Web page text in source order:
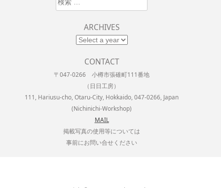
ARCHIVES
CONTACT
〒047-0266 小樽市張碓町111番地
（日日工房）
111, Hariusu-cho, Otaru-City, Hokkaido, 047-0266, Japan
(Nichinichi-Workshop)
MAIL
掲載写真の使用等については
事前にお問い合せください